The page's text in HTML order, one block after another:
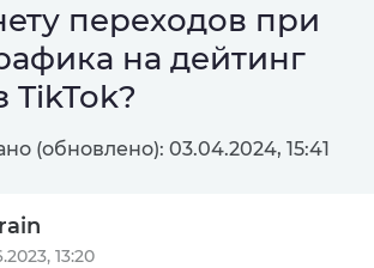
переходов при
на дейтинг
(обновлено): 03.04.2024, 15:41
13:20